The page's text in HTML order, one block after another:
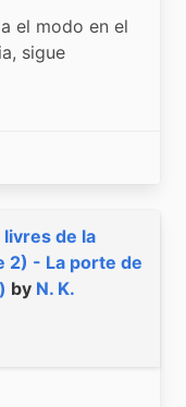
el modo en el
sigue
status
livres de la
2) - La porte de
by N. K.